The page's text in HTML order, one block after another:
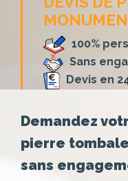
100%
Sans
Devis en
Demandez
pierre
sans